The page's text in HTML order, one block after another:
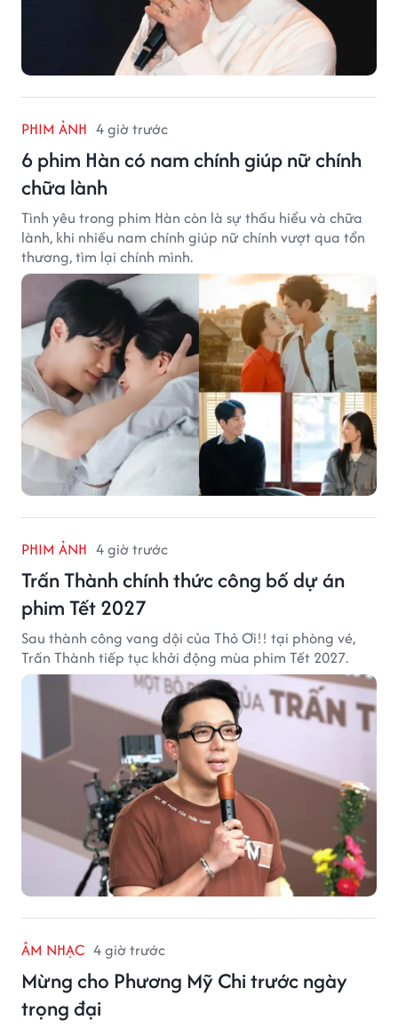
PHIM ẢNH 4 giờ trước
6 phim Hàn có nam chính giúp nữ chính
chữa lành
Tình yêu trong phim Hàn còn là sự thấu hiểu và chữa
lành, khi nhiều nam chính giúp nữ chính vượt qua tổn
thương, tìm lại chính mình.
PHIM ẢNH 4 giờ trước
Trấn Thành chính thức công bố dự án
phim Tết 2027
Sau thành công vang dội của Thỏ Ơi!! tại phòng vé,
Trấn Thành tiếp tục khởi động mùa phim Tết 2027.
ÂM NHẠC 4 giờ trước
Mừng cho Phương Mỹ Chi trước ngày
trọng đại